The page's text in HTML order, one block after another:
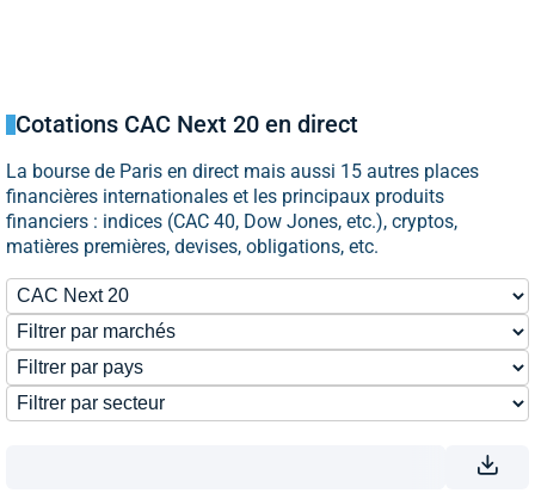
Cotations CAC Next 20 en direct
La bourse de Paris en direct mais aussi 15 autres places
financières internationales et les principaux produits
financiers : indices (CAC 40, Dow Jones, etc.), cryptos,
matières premières, devises, obligations, etc.